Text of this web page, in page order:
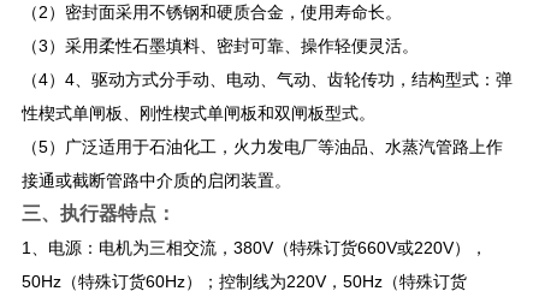
（2）密封面采用不锈钢和硬质合金，使用寿命长。
（3）采用柔性石墨填料、密封可靠、操作轻便灵活。
（4）4、驱动方式分手动、电动、气动、齿轮传功，结构型式：弹
性楔式单闸板、刚性楔式单闸板和双闸板型式。
（5）广泛适用于石油化工，火力发电厂等油品、水蒸汽管路上作
接通或截断管路中介质的启闭装置。
三、 执行器特点：
1、电源：电机为三相交流，380V（特殊订货660V或220V），
50Hz（特殊订货60Hz）；控制线为220V，50Hz（特殊订货